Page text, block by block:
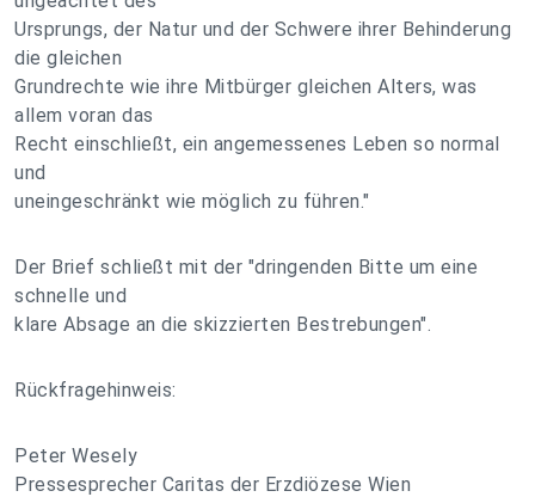
Ursprungs, der Natur und der Schwere ihrer Behinderung
die gleichen
Grundrechte wie ihre Mitbürger gleichen Alters, was
allem voran das
Recht einschließt, ein angemessenes Leben so normal
und
uneingeschränkt wie möglich zu führen."
Der Brief schließt mit der "dringenden Bitte um eine
schnelle und
klare Absage an die skizzierten Bestrebungen".
Rückfragehinweis:
Peter Wesely
Pressesprecher Caritas der Erzdiözese Wien